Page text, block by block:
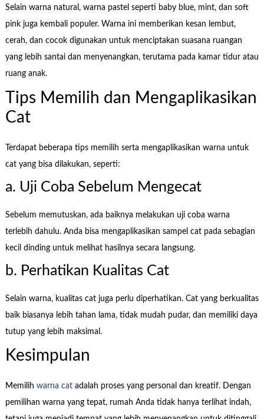
Selain warna natural, warna pastel seperti baby blue, mint, dan soft
pink juga kembali populer. Warna ini memberikan kesan lembut,
cerah, dan cocok digunakan untuk menciptakan suasana ruangan
yang lebih santai dan menyenangkan, terutama pada kamar tidur atau
ruang anak.
Tips Memilih dan Mengaplikasikan
Cat
Terdapat beberapa tips memilih serta mengaplikasikan warna untuk
cat yang bisa dilakukan, seperti:
a. Uji Coba Sebelum Mengecat
Sebelum memutuskan, ada baiknya melakukan uji coba warna
terlebih dahulu. Anda bisa mengaplikasikan sampel cat pada sebagian
kecil dinding untuk melihat hasilnya secara langsung.
b. Perhatikan Kualitas Cat
Selain warna, kualitas cat juga perlu diperhatikan. Cat yang berkualitas
baik biasanya lebih tahan lama, tidak mudah pudar, dan memiliki daya
tutup yang lebih maksimal.
Kesimpulan
Memilih warna catadalah proses yang personal dan kreatif. Dengan
pemilihan warna yang tepat, rumah Anda tidak hanya terlihat indah,